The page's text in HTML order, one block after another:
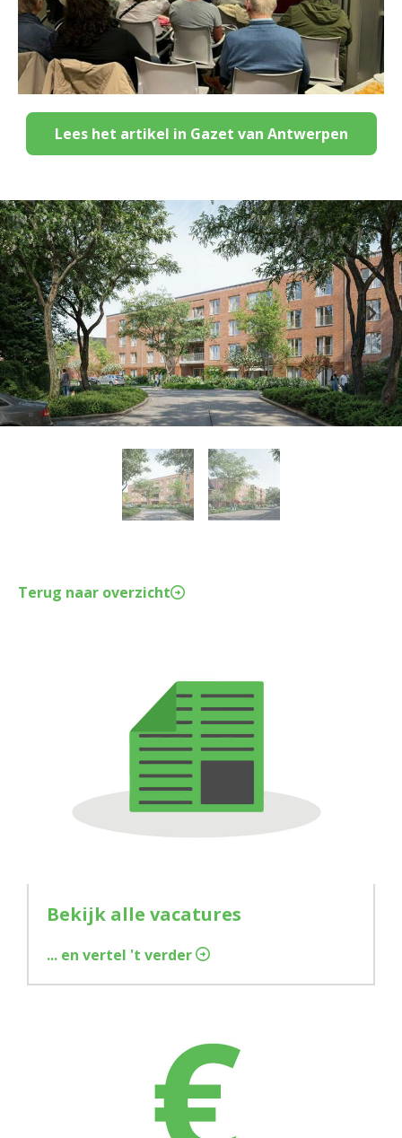
Lees het artikel in Gazet van Antwerpen
Previous Next
Terug naar overzicht
Bekijk alle vacatures
... en vertel 't verder